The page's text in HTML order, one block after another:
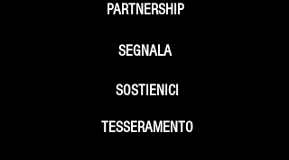
SEGNALA
SOSTIENICI
PARTNERSHIP
TESSERAMENTO